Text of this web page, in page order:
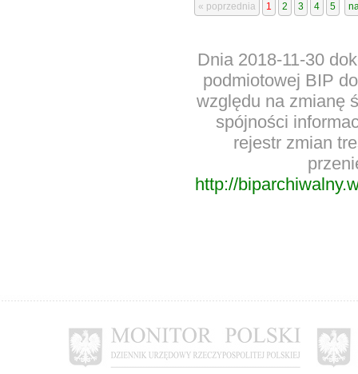
« poprzednia 1 2 3 4 5
Dnia 2018-11-30
podmiotowej BIP
względu na zmianę
spójności
rejestr zmian
http://